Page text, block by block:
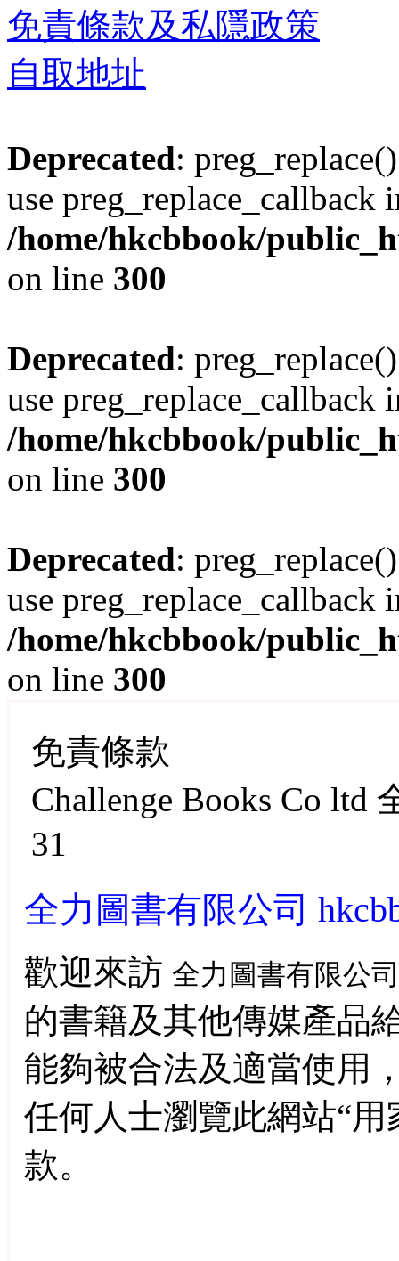
免責條款及私隱政策
自取地址
Deprecated:
use preg_replace_callback
/home/hkcbbook/
on line 300
Deprecated:
use preg_replace_callback
/home/hkcbbook/
on line 300
Deprecated:
use preg_replace_callback
/home/hkcbbook/
on line 300
免責條款
Challenge Books Co ltd
31
全力圖書有限公司
歡迎來訪 全力圖書有限公司
的書籍及其他傳媒產品
能夠被合法及適當使用
任何人士瀏覽此網站“用
款。